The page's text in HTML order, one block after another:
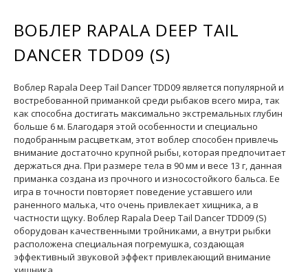
ВОБЛЕР RAPALA DEEP TAIL
DANCER TDD09 (S)
Воблер Rapala Deep Tail Dancer TDD09 является популярной и
востребованной приманкой среди рыбаков всего мира, так
как способна достигать максимально экстремальных глубин
больше 6 м. Благодаря этой особенности и специально
подобранным расцветкам, этот воблер способен привлечь
внимание достаточно крупной рыбы, которая предпочитает
держаться дна. При размере тела в 90 мм и весе 13 г, данная
приманка создана из прочного и износостойкого бальса. Ее
игра в точности повторяет поведение уставшего или
раненного малька, что очень привлекает хищника, а в
частности щуку. Воблер Rapala Deep Tail Dancer TDD09 (S)
оборудован качественными тройниками, а внутри рыбки
расположена специальная погремушка, создающая
эффективный звуковой эффект привлекающий внимание